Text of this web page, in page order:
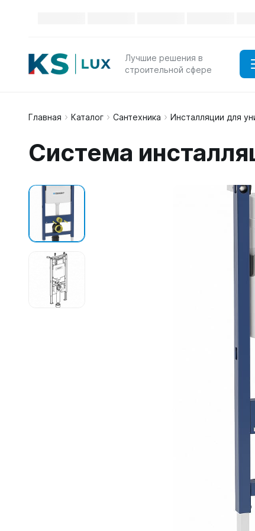
Лучшие решения в
строительной сфере
Главная Каталог Сантехника Инсталляции для
Система